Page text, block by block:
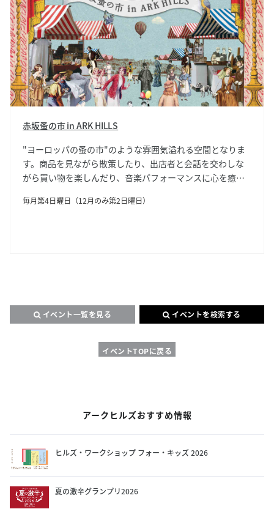
赤坂蚤の市 in ARK HILLS
"ヨーロッパの蚤の市"のような雰囲気溢れる空間となりま
す。商品を見ながら散策したり、出店者と会話を交わしな
がら買い物を楽しんだり、音楽パフォーマンスに心を癒さ
たり、さまざまな楽しみ方をご提案。
毎月第4日曜日（12月のみ第2日曜日）
イベント一覧を見る イベントを検索する
イベントTOPに戻る
アークヒルズおすすめ情報
ヒルズ・ワークショップ フォー・キッズ 2026
夏の激辛グランプリ2026